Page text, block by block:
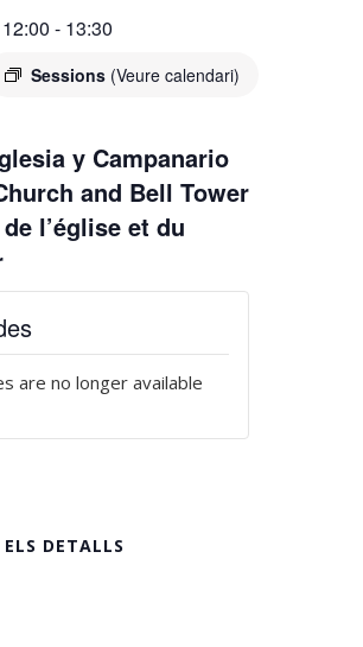
- 13:30
Sessions (Veure calendari)
y Campanario
and Bell Tower
l’église et du
DETALLS
are no longer available